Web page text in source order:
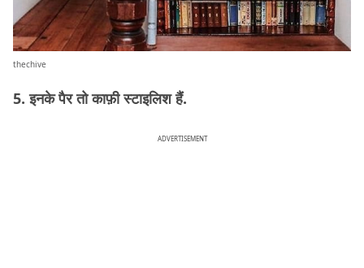
thechive
5. इनके पैर तो काफ़ी स्टाइलिश हैं.
ADVERTISEMENT